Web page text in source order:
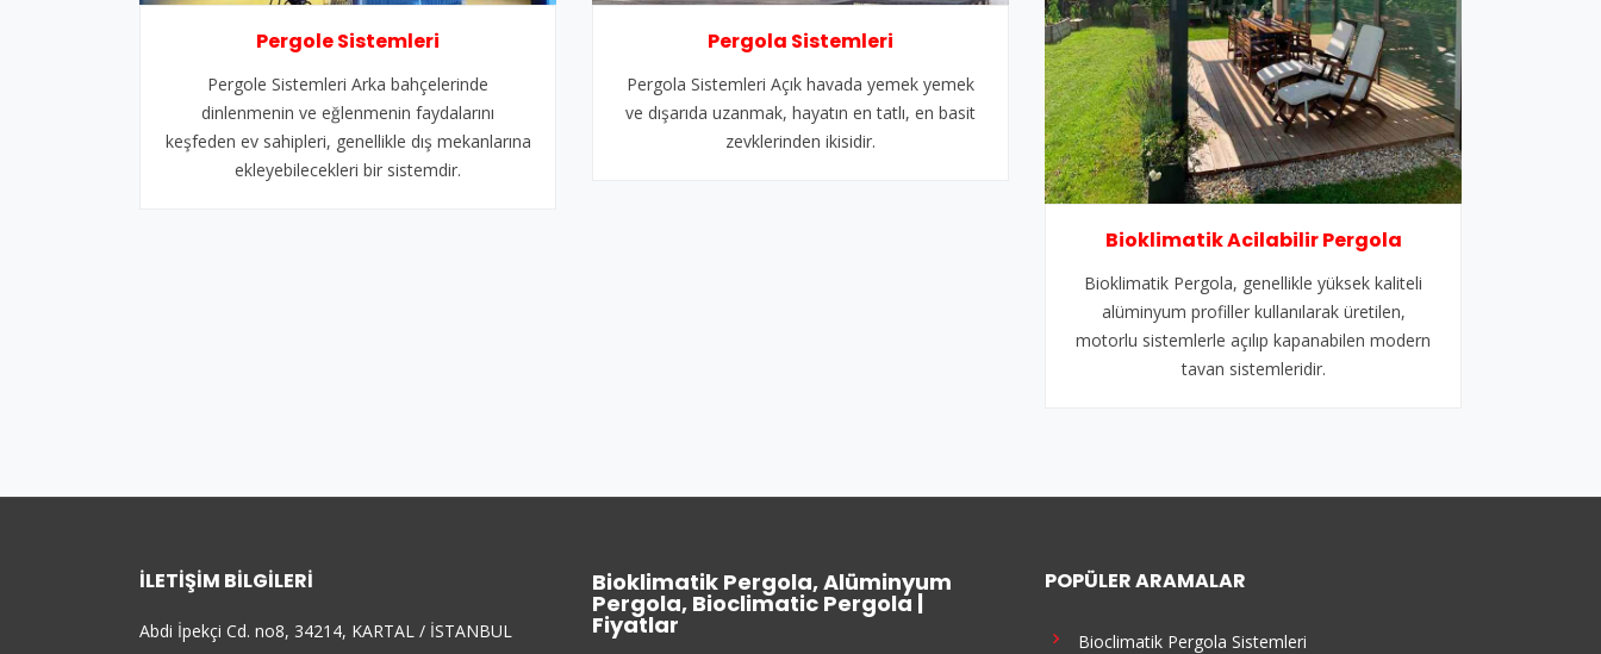
Pergole Sistemleri
Pergole Sistemleri Arka bahçelerinde
dinlenmenin ve eğlenmenin faydalarını
keşfeden ev sahipleri, genellikle dış mekanlarına
ekleyebilecekleri bir sistemdir.
Pergola Sistemleri
Pergola Sistemleri Açık havada yemek yemek
ve dışarıda uzanmak, hayatın en tatlı, en basit
zevklerinden ikisidir.
Bioklimatik Acilabilir Pergola
Bioklimatik Pergola, genellikle yüksek kaliteli
alüminyum profiller kullanılarak üretilen,
motorlu sistemlerle açılıp kapanabilen modern
tavan sistemleridir.
İLETIŞIM BILGILERI
Abdi İpekçi Cd. no8, 34214, KARTAL / İSTANBUL
Bioklimatik Pergola, Alüminyum
Pergola, Bioclimatic Pergola |
Fiyatlar
POPÜLER ARAMALAR
Bioclimatik Pergola Sistemleri